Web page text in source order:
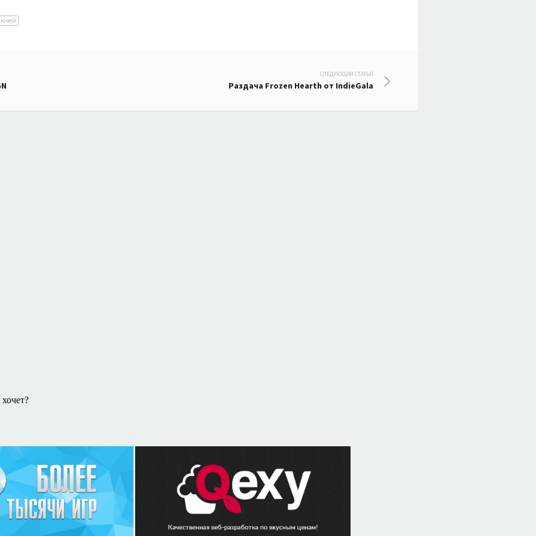
СЛЕДУЮЩАЯ СТАТЬЯ
Раздача Frozen Hearth от IndieGala